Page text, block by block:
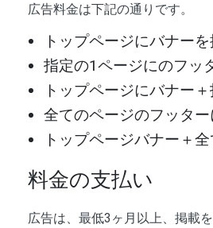
広告料金は下記の通りです。
トップページにバナー
指定の1ページにのフッ
トップページにバナー
全てのページのフッタ
トップページバナー＋
料金の支払い
広告は、最低3ヶ月以上、掲載